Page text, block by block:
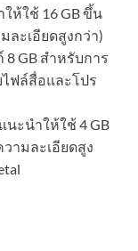
ให้ใช้ 16 GB ขึ้น
ละเอียดสูงกว่า)
GB สำหรับการ
ฟล์สื่อและโปร
นะนำให้ใช้ 4 GB
ามละเอียดสูง